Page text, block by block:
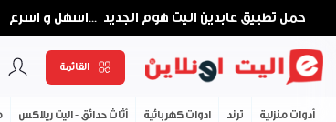
حمل تطبيق عابدين اليت هوم الجديد ...اسهل و اسرع
القائمة
أدوات منزلية ترند ادوات كهربائية أثاث حدائق - اليت ريلاكس